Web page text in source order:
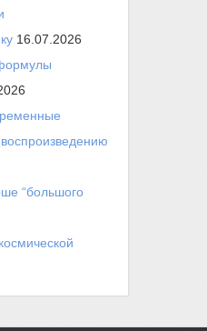
16.07.2026
“большого